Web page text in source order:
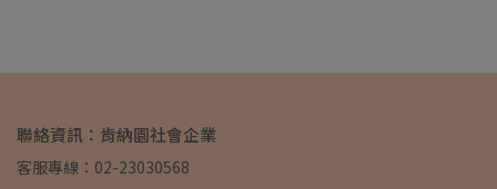
聯絡資訊：肯納園社會企業
客服專線：02-23030568